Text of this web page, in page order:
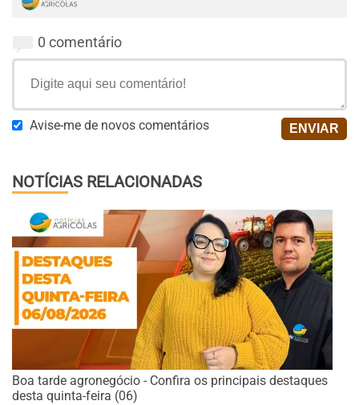
0 comentário
Avise-me de novos comentários
NOTÍCIAS RELACIONADAS
Boa tarde agronegócio - Confira os principais destaques
desta quinta-feira (06)